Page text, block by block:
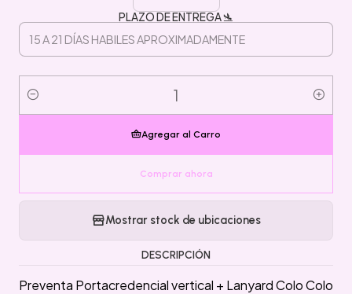
PLAZO DE ENTREGA 🛬
Cantidad
Agregar al Carro
Comprar ahora
Mostrar stock de ubicaciones
DESCRIPCIÓN
Preventa Portacredencial vertical + Lanyard Colo Colo